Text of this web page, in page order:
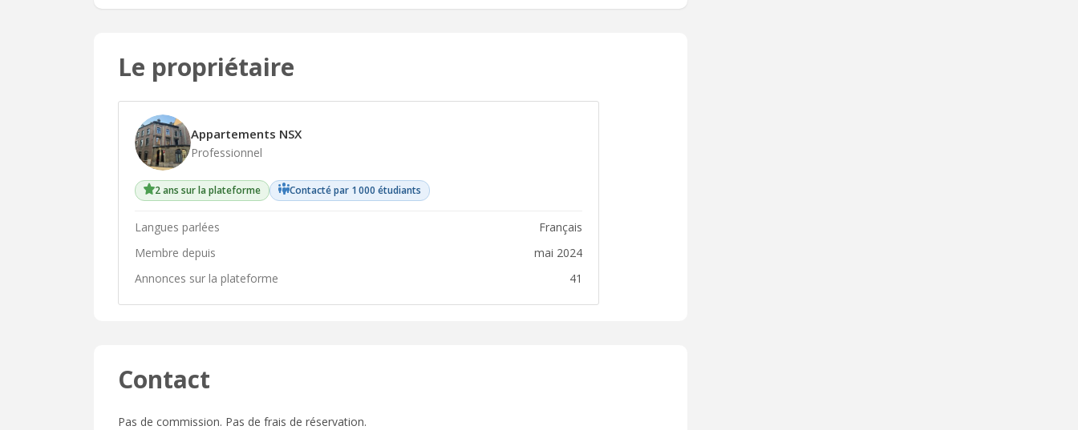
Le propriétaire
Appartements NSX
Professionnel
2 ans sur la plateforme Contacté par 1 000 étudiants
Langues parlées
français
Membre depuis
mai 2024
Annonces sur la plateforme
41
Contact
Pas de commission. Pas de frais de réservation.